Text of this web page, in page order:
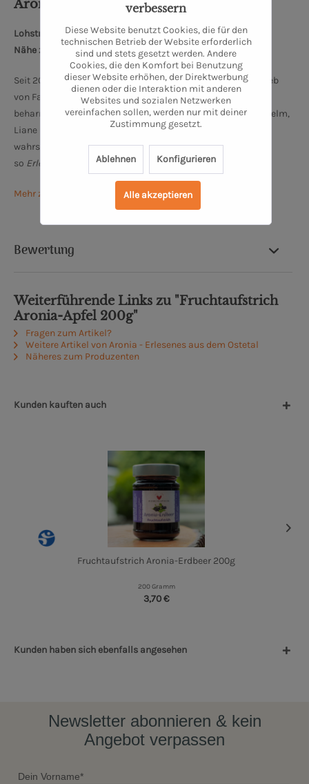
Aronia - Erlesenes aus dem Ostetal
Lohstraße 2, 27419 Kalbe
Nähe zum Bremer Dom: 68 km
Seit 2015 gehört zu dem landwirtschaftlichen Familienbetrieb
von Familie Duden eine kleine Aroniaplantage. Diese in
beharrlicher Handarbeit gepflanzten Sträucher pflegen Wilhelm,
Liane und Junior Marius mit viel Leidenschaft. In dieser, im
wahrsten Sinne des Wortes kleinenManufaktur,entsteht
so Erlesenes aus dem Ostetal.
Mehr zu Aronia Ostetal
Bewertung
Weiterführende Links zu "Fruchtaufstrich
Aronia-Apfel 200g"
Fragen zum Artikel?
Weitere Artikel von Aronia - Erlesenes aus dem Ostetal
Näheres zum Produzenten
Kunden kauften auch
Fruchtaufstrich Aronia-Erdbeer 200g
200 Gramm
3,70 €
Kunden haben sich ebenfalls angesehen
Newsletter abonnieren & kein
Angebot verpassen
Dein Vorname*
verbessern
Diese Website benutzt Cookies, die für den
technischen Betrieb der Website erforderlich
sind und stets gesetzt werden. Andere
Cookies, die den Komfort bei Benutzung
dieser Website erhöhen, der Direktwerbung
dienen oder die Interaktion mit anderen
Websites und sozialen Netzwerken
vereinfachen sollen, werden nur mit deiner
Zustimmung gesetzt.
Ablehnen Konfigurieren
Alle akzeptieren